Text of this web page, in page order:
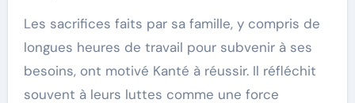
Les sacrifices faits par sa famille, y compris de
longues heures de travail pour subvenir à ses
besoins, ont motivé Kanté à réussir. Il réfléchit
souvent à leurs luttes comme une force